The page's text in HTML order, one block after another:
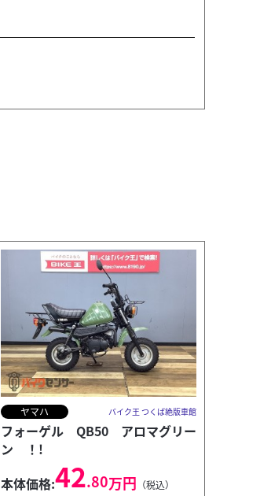
ヤマハ バイク王 つくば絶版車館
フォーゲル QB50 アロマグリー
ン ！!
本体価格:42.80万円 （税込）